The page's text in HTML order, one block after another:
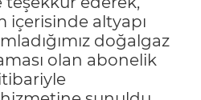
içerisinde altyapı
doğalgaz
olan abonelik